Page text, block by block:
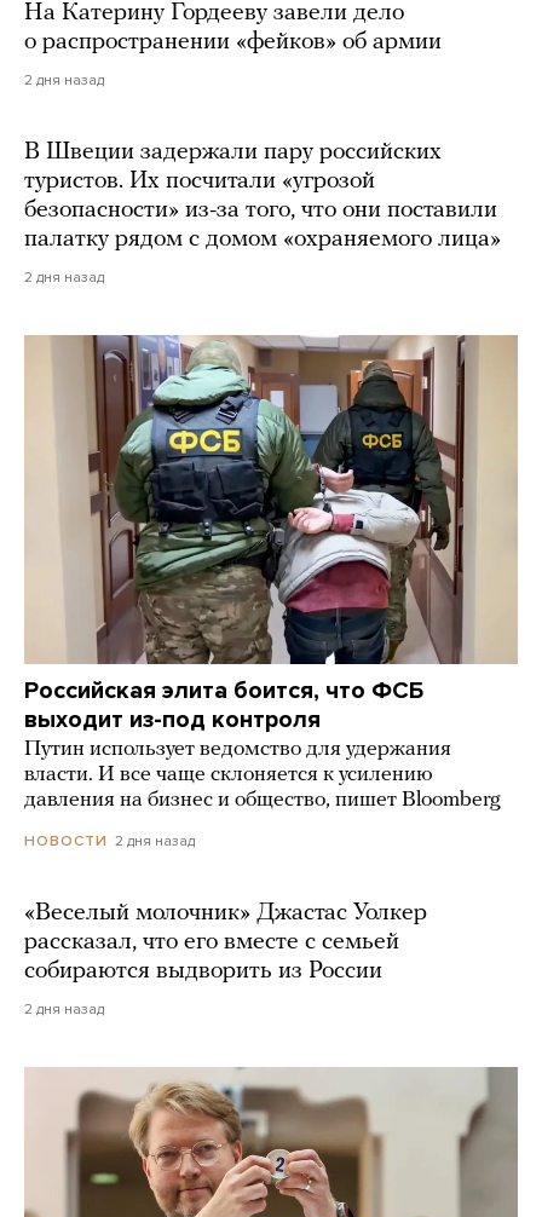
На Катерину Гордееву завели дело
о распространении «фейков» об армии
2 дня назад
В Швеции задержали пару российских
туристов. Их посчитали «угрозой
безопасности» из-за того, что они поставили
палатку рядом с домом «охраняемого лица»
2 дня назад
Российская элита боится, что ФСБ
выходит из-под контроля
Путин использует ведомство для удержания
власти. И все чаще склоняется к усилению
давления на бизнес и общество, пишет Bloomberg
НОВОСТИ 2 дня назад
«Веселый молочник» Джастас Уолкер
рассказал, что его вместе с семьей
собираются выдворить из России
2 дня назад